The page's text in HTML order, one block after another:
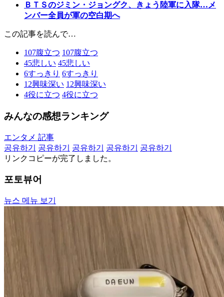
ＢＴＳのジミン・ジョングク、きょう陸軍に入隊…メ
ンバー全員が軍の空白期へ
この記事を読んで…
107腹立つ 107腹立つ
45悲しい 45悲しい
6すっきり 6すっきり
12興味深い 12興味深い
4役に立つ 4役に立つ
みんなの感想ランキング
エンタメ 記事
공유하기
공유하기 공유하기 공유하기
공유하기
リンクコピーが完了しました。
포토뷰어
뉴스 메뉴 보기